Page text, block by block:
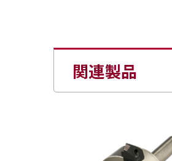
関連製品